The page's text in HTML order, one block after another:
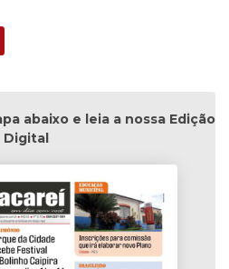
abaixo e leia a nossa Edição
Digital